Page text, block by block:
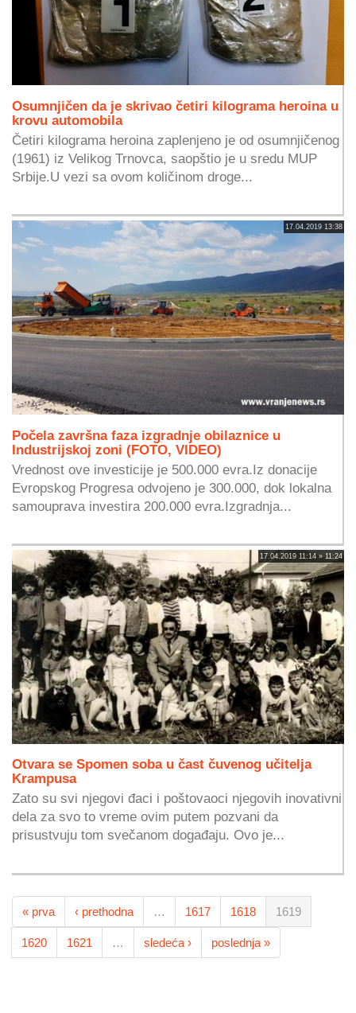
Osumnjičen da je skrivao četiri kilograma heroina u
krovu automobila
Četiri kilograma heroina zaplenjeno je od osumnjičenog
(1961) iz Velikog Trnovca, saopštio je u sredu MUP
Srbije.U vezi sa ovom količinom droge...
17.04.2019 13:38
Počela završna faza izgradnje obilaznice u
Industrijskoj zoni (FOTO, VIDEO)
Vrednost ove investicije je 500.000 evra.Iz donacije
Evropskog Progresa odvojeno je 300.000, dok lokalna
samouprava investira 200.000 evra.Izgradnja...
17.04.2019 11:14 » 11:24
Otvara se Spomen soba u čast čuvenog učitelja
Krampusa
Zato su svi njegovi đaci i poštovaoci njegovih inovativni
dela za svo to vreme ovim putem pozvani da
prisustvuju tom svečanom događaju. Ovo je...
« prva ‹ prethodna … 1617 1618 1619
1620 1621 … sledeća › poslednja »